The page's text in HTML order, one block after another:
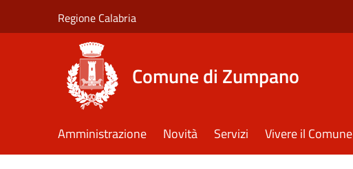
Regione Calabria
Comune di Zumpano
Amministrazione Novità Servizi Vivere il Comune